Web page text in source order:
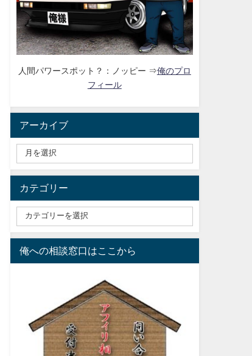
人間パワースポット？：ノッピー ⇒俺のプロ
フィール
アーカイブ
カテゴリー
俺への相談窓口はここから